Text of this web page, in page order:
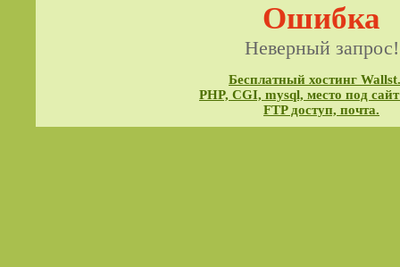
Ошибка
Неверный запрос!
Бесплатный хостинг
PHP, CGI, mysql, место под
FTP доступ, почта.